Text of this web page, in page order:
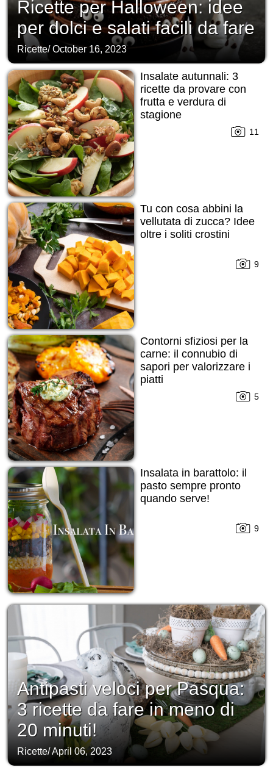
Ricette per Halloween: idee
per dolci e salati facili da fare
Ricette/October 16, 2023
Insalate autunnali: 3
ricette da provare con
frutta e verdura di
stagione
11
Tu con cosa abbini la
vellutata di zucca? Idee
oltre i soliti crostini
9
Contorni sfiziosi per la
carne: il connubio di
sapori per valorizzare i
piatti
5
Insalata in barattolo: il
pasto sempre pronto
quando serve!
9
Antipasti veloci per Pasqua:
3 ricette da fare in meno di
20 minuti!
Ricette/April 06, 2023